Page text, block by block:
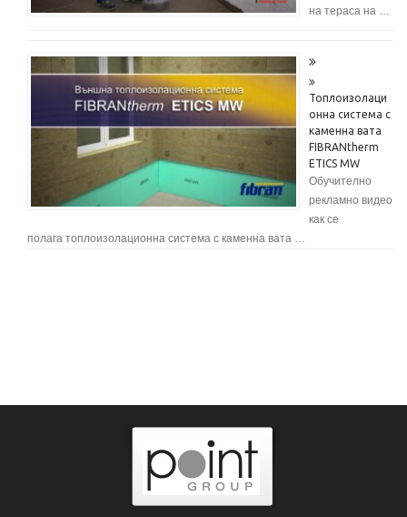
на тераса на …
Топлоизолаци
онна система с
каменна вата
FIBRANtherm
ETICS MW
Обучително
рекламно видео
как се
полага топлоизолационна система с каменна вата …